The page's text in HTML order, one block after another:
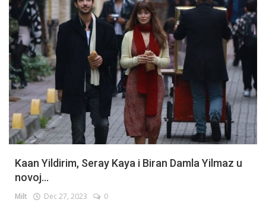
Kaan Yildirim, Seray Kaya i Biran Damla Yilmaz u
novoj...
Milt Dec 27, 2023 0